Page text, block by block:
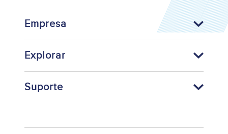
Empresa
Explorar
Suporte